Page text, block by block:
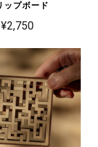
ップボード
¥2,750